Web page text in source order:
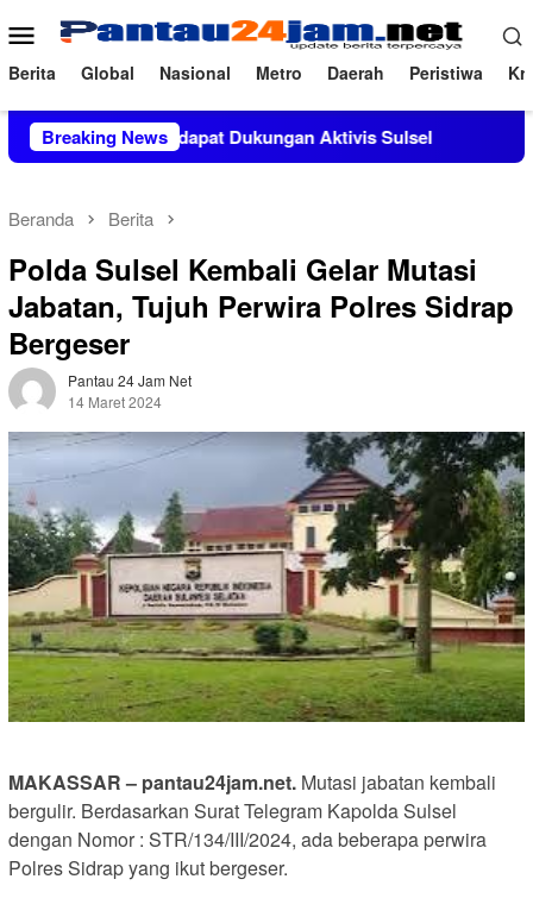
ke
konten
Menu
Mobile
Berita Global Nasional Metro Daerah Peristiwa
Breaking News
Mendapat Dukungan Aktivis Sulsel Kapolres
Beranda Berita
Polda Sulsel Kembali Gelar Mutasi
Jabatan, Tujuh Perwira Polres Sidrap
Bergeser
Pantau 24 Jam Net
14 Maret 2024
MAKASSAR – pantau24jam.net. Mutasi jabatan kembali
bergulir. Berdasarkan Surat Telegram Kapolda Sulsel
dengan Nomor : STR/134/III/2024, ada beberapa perwira
Polres Sidrap yang ikut bergeser.